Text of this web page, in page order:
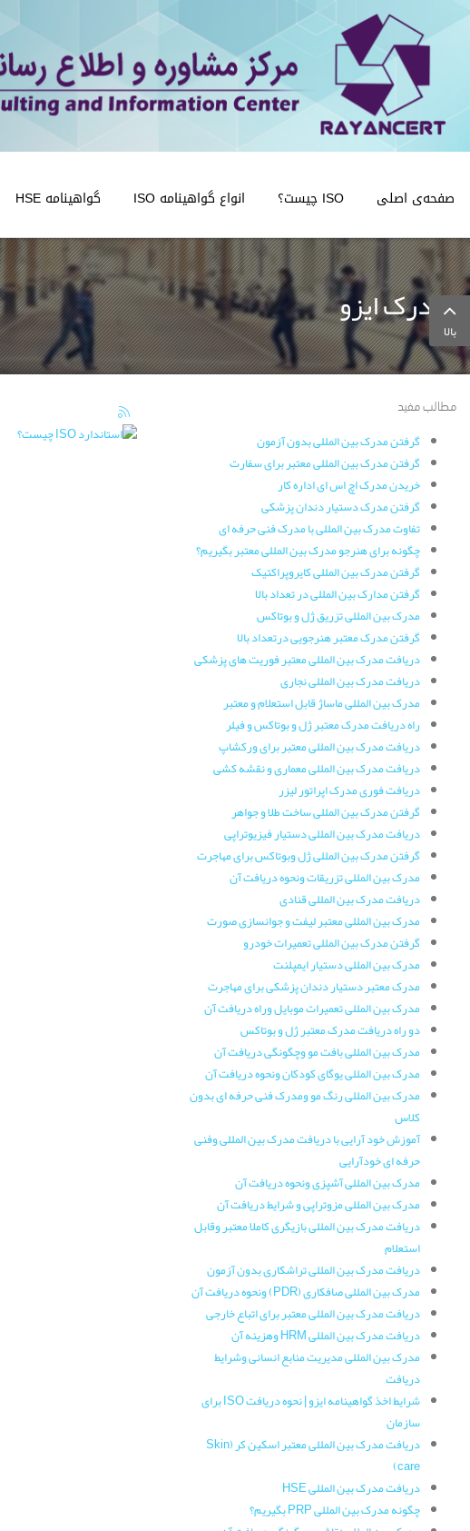
صفحه‌ی اصلی ISO چیست؟ انواع گواهینامه ISO گواهینامه HSE
مدرک ایزو
مطالب مفید
گرفتن مدرک بین المللی بدون آزمون
گرفتن مدرک بین المللی معتبر برای سفارت
خریدن مدرک اچ اس ای اداره کار
گرفتن مدرک دستیار دندان پزشکی
تفاوت مدرک بین المللی با مدرک فنی حرفه ای
چگونه برای هنرجو مدرک بین المللی معتبر بگیریم؟
گرفتن مدرک بین المللی کایروپراکتیک
گرفتن مدارک بین المللی در تعداد بالا
مدرک بین المللی تزریق ژل و بوتاکس
گرفتن مدرک معتبر هنرجویی درتعداد بالا
دریافت مدرک بین المللی معتبر فوریت های پزشکی
دریافت مدرک بین المللی نجاری
مدرک بین المللی ماساژ قابل استعلام و معتبر
راه دریافت مدرک معتبر ژل و بوتاکس و فیلر
دریافت مدرک بین المللی معتبر برای ورکشاپ
دریافت مدرک بین المللی معماری و نقشه کشی
دریافت فوری مدرک اپراتور لیزر
گرفتن مدرک بین المللی ساخت طلا و جواهر
دریافت مدرک بین المللی دستیار فیزیوتراپی
گرفتن مدرک بین المللی ژل وبوتاکس برای مهاجرت
مدرک بین المللی تزریقات ونحوه دریافت آن
دریافت مدرک بین المللی قنادی
مدرک بین المللی معتبر لیفت و جوانسازی صورت
گرفتن مدرک بین المللی تعمیرات خودرو
مدرک بین المللی دستیار ایمپلنت
مدرک معتبر دستیار دندان پزشکی برای مهاجرت
مدرک بین المللی تعمیرات موبایل وراه دریافت آن
دو راه دریافت مدرک معتبر ژل و بوتاکس
مدرک بین المللی بافت مو وچگونگی دریافت آن
مدرک بین المللی یوگای کودکان ونحوه دریافت آن
مدرک بین المللی رنگ مو ومدرک فنی حرفه ای بدون
کلاس
آموزش خود آرایی با دریافت مدرک بین المللی وفنی
حرفه ای خودآرایی
مدرک بین المللی آشپزی ونحوه دریافت آن
مدرک بین المللی مزوتراپی و شرایط دریافت آن
دریافت مدرک بین المللی بازیگری کاملا معتبر وقابل
استعلام
دریافت مدرک بین المللی تراشکاری بدون آزمون
مدرک بین المللی صافکاری (PDR) ونحوه دریافت آن
دریافت مدرک بین المللی معتبر برای اتباع خارجی
دریافت مدرک بین المللی HRM وهزینه آن
مدرک بین المللی مدیریت منابع انسانی وشرایط
دریافت
شرایط اخذ گواهینامه ایزو | نحوه دریافت ISO برای
سازمان
دریافت مدرک بین المللی معتبر اسکین کر (Skin
care)
دریافت مدرک بین المللی HSE
چگونه مدرک بین المللی PRP بگیریم؟
بالا